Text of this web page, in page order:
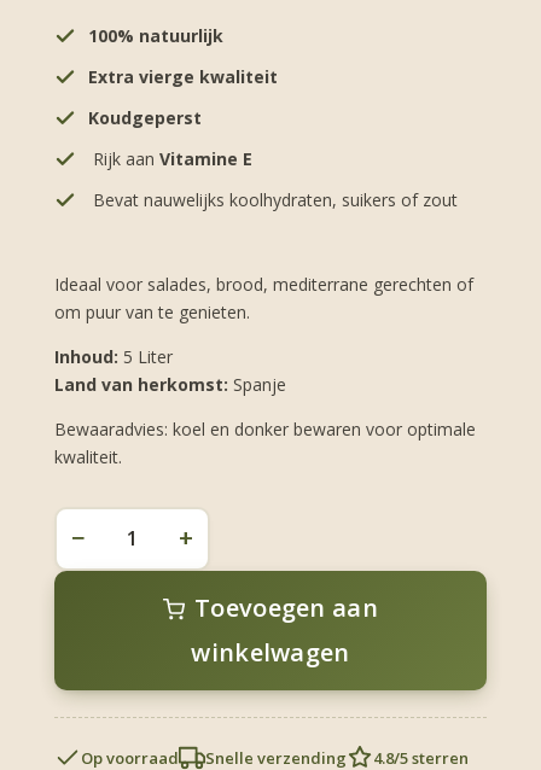
100% natuurlijk
Extra vierge kwaliteit
Koudgeperst
Rijk aan Vitamine E
Bevat nauwelijks koolhydraten, suikers of zout
Ideaal voor salades, brood, mediterrane gerechten of
om puur van te genieten.
Inhoud: 5 Liter
Land van herkomst: Spanje
Bewaaradvies: koel en donker bewaren voor optimale
kwaliteit.
Liter
aantal
− +
Toevoegen aan
winkelwagen
Op voorraad Snelle verzending 4.8/5 sterren